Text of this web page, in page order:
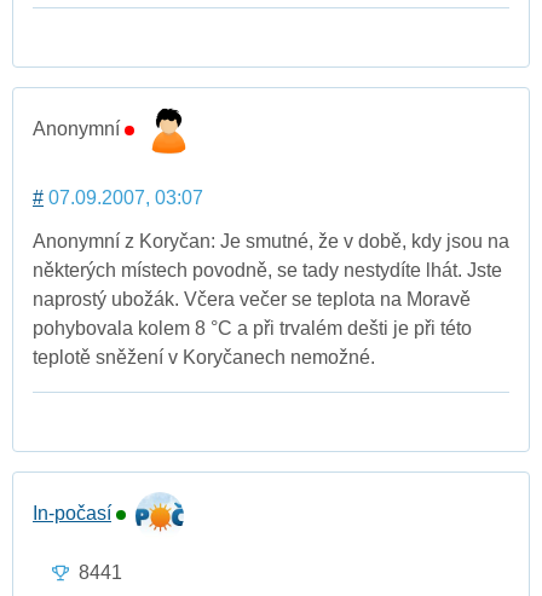
Anonymní
# 07.09.2007, 03:07
Anonymní z Koryčan: Je smutné, že v době, kdy jsou na
některých místech povodně, se tady nestydíte lhát. Jste
naprostý ubožák. Včera večer se teplota na Moravě
pohybovala kolem 8 °C a při trvalém dešti je při této
teplotě sněžení v Koryčanech nemožné.
In-počasí
8441